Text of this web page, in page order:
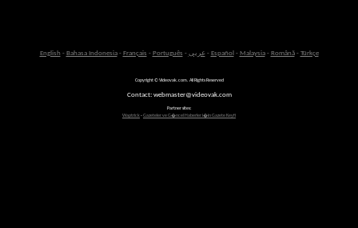
English - Bahasa Indonesia- Français - Português - عربى- Español - Malaysia- Română- Türkçe
Copyright © Videovak.com. All Rights Reserved
Contact: webmaster@videovak.com
Partner sites:
Waptrick-Gazeteler ve G�ncel Haberler i�in Gazete Keyfi